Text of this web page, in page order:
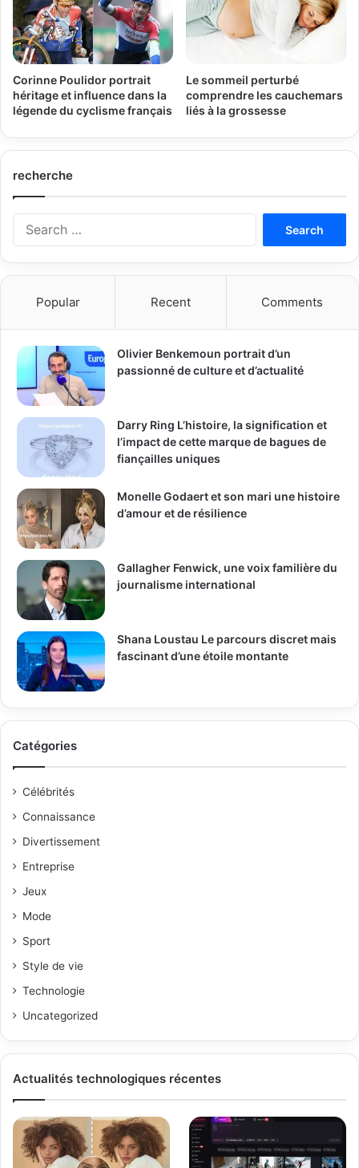
Corinne Poulidor portrait
héritage et influence dans la
légende du cyclisme français
Le sommeil perturbé
comprendre les cauchemars
liés à la grossesse
recherche
Popular Recent Comments
Olivier Benkemoun portrait d’un
passionné de culture et d’actualité
Darry Ring L’histoire, la signification et
l’impact de cette marque de bagues de
fiançailles uniques
Monelle Godaert et son mari une histoire
d’amour et de résilience
Gallagher Fenwick, une voix familière du
journalisme international
Shana Loustau Le parcours discret mais
fascinant d’une étoile montante
Catégories
Célébrités
Connaissance
Divertissement
Entreprise
Jeux
Mode
Sport
Style de vie
Technologie
Uncategorized
Actualités technologiques récentes